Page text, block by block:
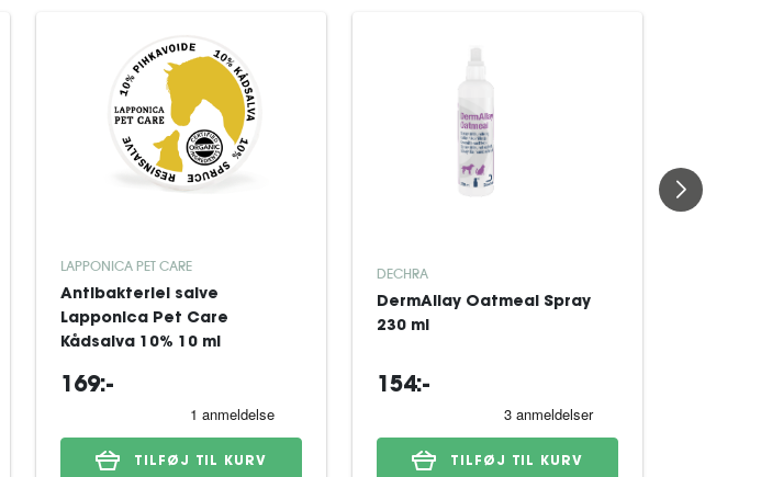
LAPPONICA PET CARE
Antibakteriel salve
Lapponica Pet Care
Kådsalva 10% 10 ml
169:-
TILFØJ TIL KURV
DECHRA
DermAllay Oatmeal Spray
230 ml
154:-
TILFØJ TIL KURV